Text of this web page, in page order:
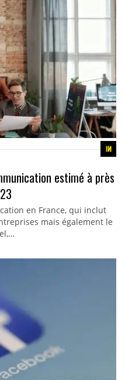
estimé à près
en France, qui inclut
mais également le